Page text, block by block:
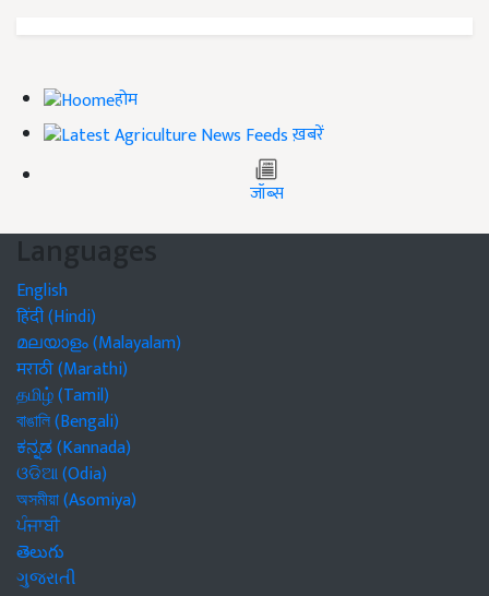
होम
ख़बरें
जॉब्स
Languages
English
हिंदी (Hindi)
മലയാളം (Malayalam)
मराठी (Marathi)
தமிழ் (Tamil)
বাঙালি (Bengali)
ಕನ್ನಡ (Kannada)
ଓଡିଆ (Odia)
অসমীয়া (Asomiya)
ਪੰਜਾਬੀ
తెలుగు
ગુજરાતી